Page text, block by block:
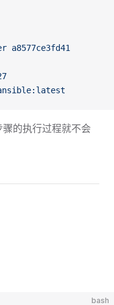
a8577ce3fd41
的执行过程就不会
bash